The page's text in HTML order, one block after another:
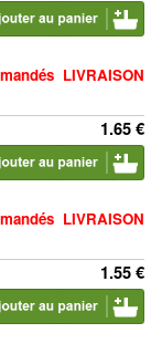
LIVRAISON
1.65 €
LIVRAISON
1.55 €